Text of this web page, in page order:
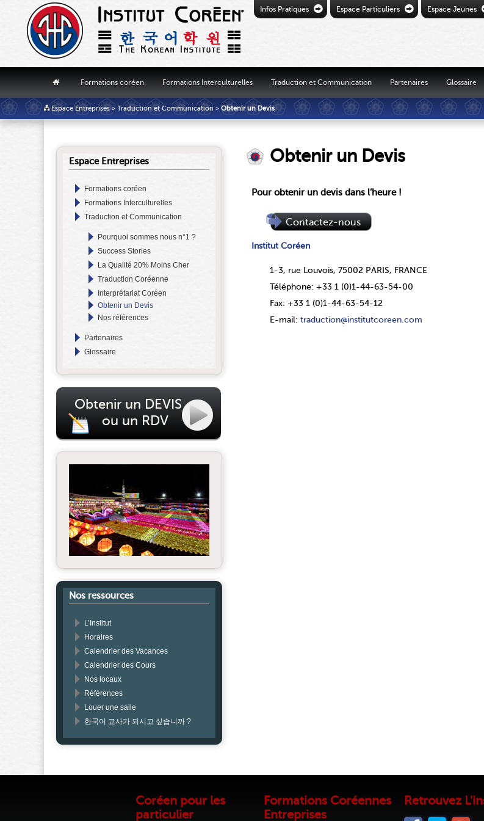
Ò
Infos Pratiques Ò
Espace Particuliers Espace Jeunes
" Formations coréen Formations Interculturelles Traduction et Communication Partenaires Glossaire
Espace Entreprises> Traduction et Communication > Obtenir un Devis
Espace Entreprises
Formations coréen
Formations Interculturelles
Traduction et Communication
Pourquoi sommes nous n°1 ?
Success Stories
La Qualité 20% Moins Cher
Traduction Coréenne
Interprétariat Coréen
Obtenir un Devis
Nos références
Partenaires
Glossaire
Obtenir un DEVIS
ou un RDV
Nos ressources
L’Institut
Horaires
Calendrier des Vacances
Calendrier des Cours
Nos locaux
Références
Louer une salle
한국어 교사가 되시고 싶습니까 ?
Obtenir un Devis
Pour obtenir un devis dans l’heure !
Contactez-nous
Institut Coréen
1-3, rue Louvois, 75002 PARIS, FRANCE
Téléphone: +33 1 (0)1-44-63-54-00
Fax: +33 1 (0)1-44-63-54-12
E-mail: traduction@institutcoreen.com
Coréen pour les
particulier
Formations Coréennes
Entreprises
Retrouvez